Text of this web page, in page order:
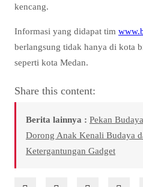
kencang.
Informasi yang didapat tim
berlangsung tidak hanya di kota
seperti kota Medan.
Share this content:
Berita lainnya : Pekan
Dorong Anak Kenali Budaya
Ketergantungan Gadget